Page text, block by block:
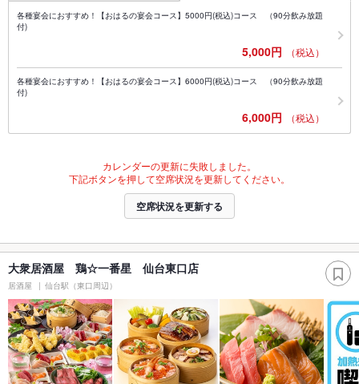
各種宴会におすすめ！【おはるの宴会コース】5000円(税込)コース （90分飲み放題
付)
5,000円 （税込）
各種宴会におすすめ！【おはるの宴会コース】6000円(税込)コース （90分飲み放題
付)
6,000円 （税込）
カレンダーの更新に失敗しました。
下記ボタンを押して空席状況を更新してください。
空席状況を更新する
大衆居酒屋 鶏☆一番星 仙台東口店
居酒屋 仙台駅（東口周辺）